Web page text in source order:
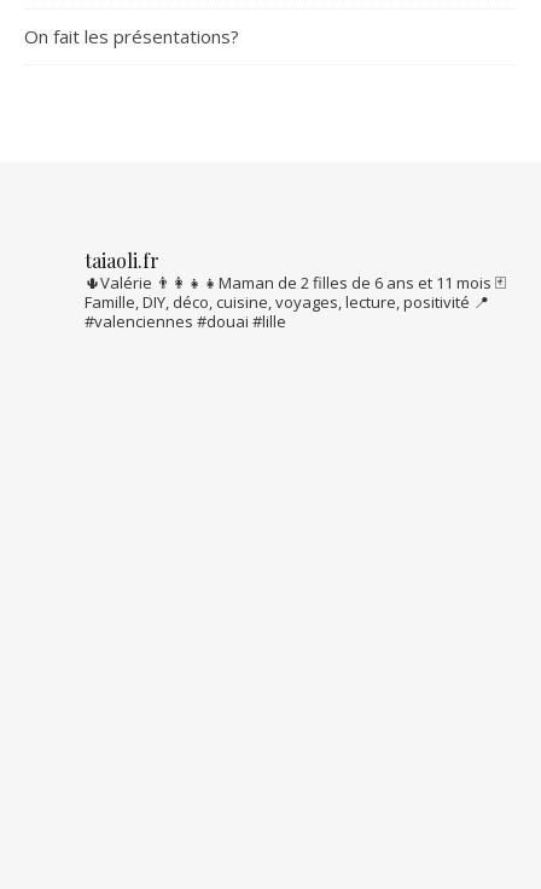
On fait les présentations?
taiaoli.fr
🌵Valérie 👨‍👩‍👧‍👧Maman de 2 filles de 6 ans et 11 mois 🃏
Famille, DIY, déco, cuisine, voyages, lecture, positivité 📍
#valenciennes #douai #lille